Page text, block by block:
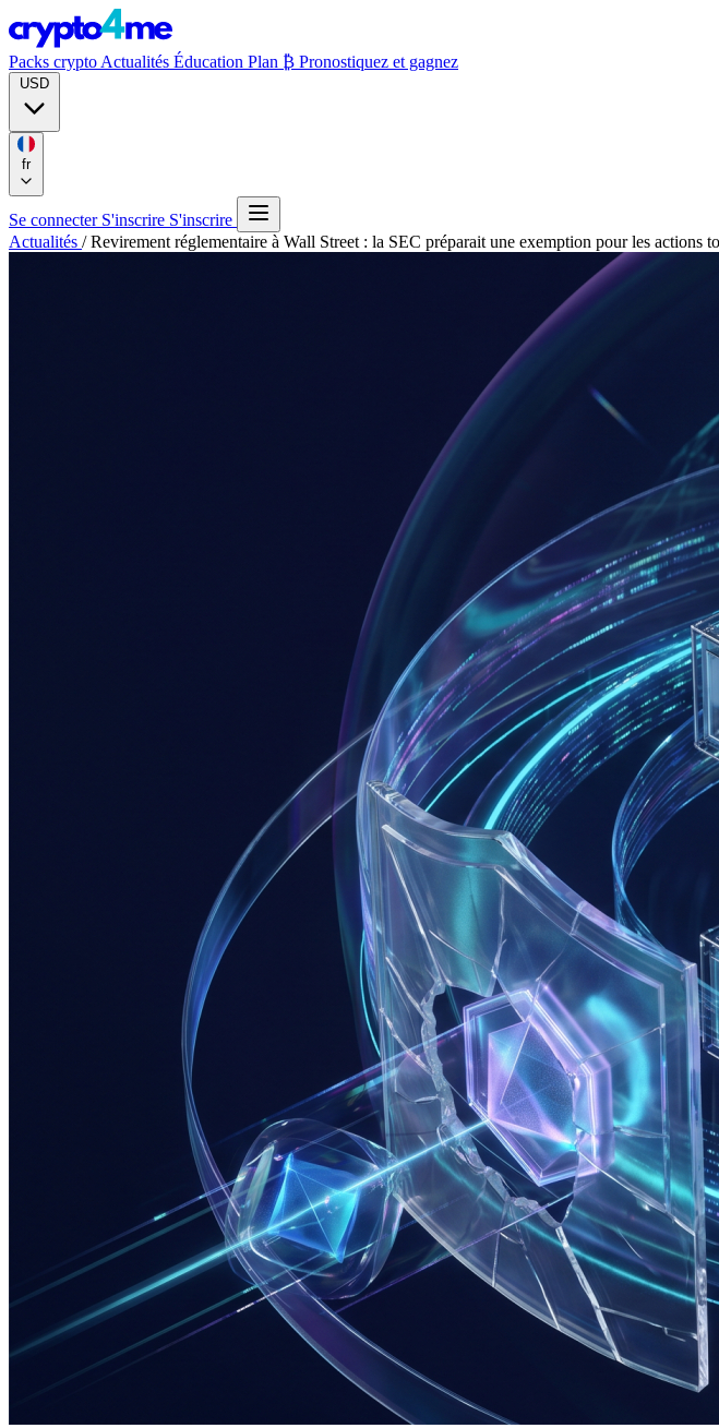
Packs crypto Actualités Éducation Plan ₿ Pronostiquez et gagnez
fr
Se connecter S'inscrire S'inscrire
Actualités / Revirement réglementaire à Wall Street : la SEC préparait une exemption pour les actions